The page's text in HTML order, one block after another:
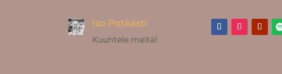
Iso Potkästi
Kuuntele meitä!